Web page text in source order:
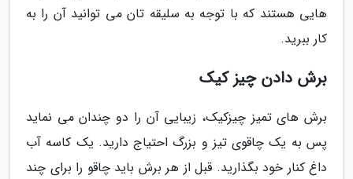
هایی هستند که با توجه به سلیقه تان می توانید آن را به
کار ببرید.
برش دادن چیز کیک
برش های تمیز چیزکیک، زیبایی آن را دو چندان می نماید
پس به یک چاقوی تیز و بزرگ احتیاج دارید. یک کاسه آب
داغ کنار خود بگذارید. قبل از هر برش باید چاقو را برای چند